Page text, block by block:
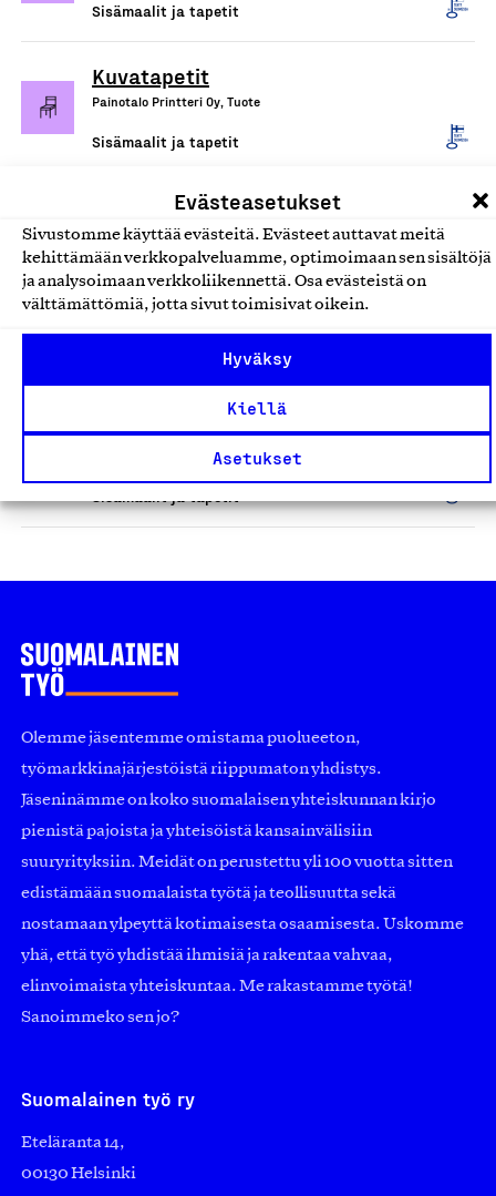
Evästeasetukset
Sivustomme käyttää evästeitä. Evästeet auttavat meitä
kehittämään verkkopalveluamme, optimoimaan sen sisältöjä
ja analysoimaan verkkoliikennettä. Osa evästeistä on
välttämättömiä, jotta sivut toimisivat oikein.
Hyväksy
Kiellä
Asetukset
Sisämaalit ja tapetit
Kuvatapetit
Painotalo Printteri Oy, Tuote
Sisämaalit ja tapetit
Uula sisä- ja ulkomaalit, Into ja
Ilona sisämaalit, Uula öljyt ja
ohenteet, Uula Homepesu, Uula
Homesuoja, Uula oheistuotteet
Sisämaalit ja tapetit
Miranol
Olemme jäsentemme omistama puolueeton,
työmarkkinajärjestöistä riippumaton yhdistys.
Jäseninämme on koko suomalaisen yhteiskunnan kirjo
pienistä pajoista ja yhteisöistä kansainvälisiin
suuryrityksiin. Meidät on perustettu yli 100 vuotta sitten
edistämään suomalaista työtä ja teollisuutta sekä
nostamaan ylpeyttä kotimaisesta osaamisesta. Uskomme
yhä, että työ yhdistää ihmisiä ja rakentaa vahvaa,
elinvoimaista yhteiskuntaa. Me rakastamme työtä!
Sanoimmeko sen jo?
Suomalainen työ ry
Eteläranta 14,
00130 Helsinki